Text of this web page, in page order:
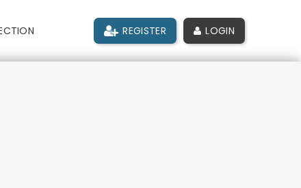
REGISTER LOGIN